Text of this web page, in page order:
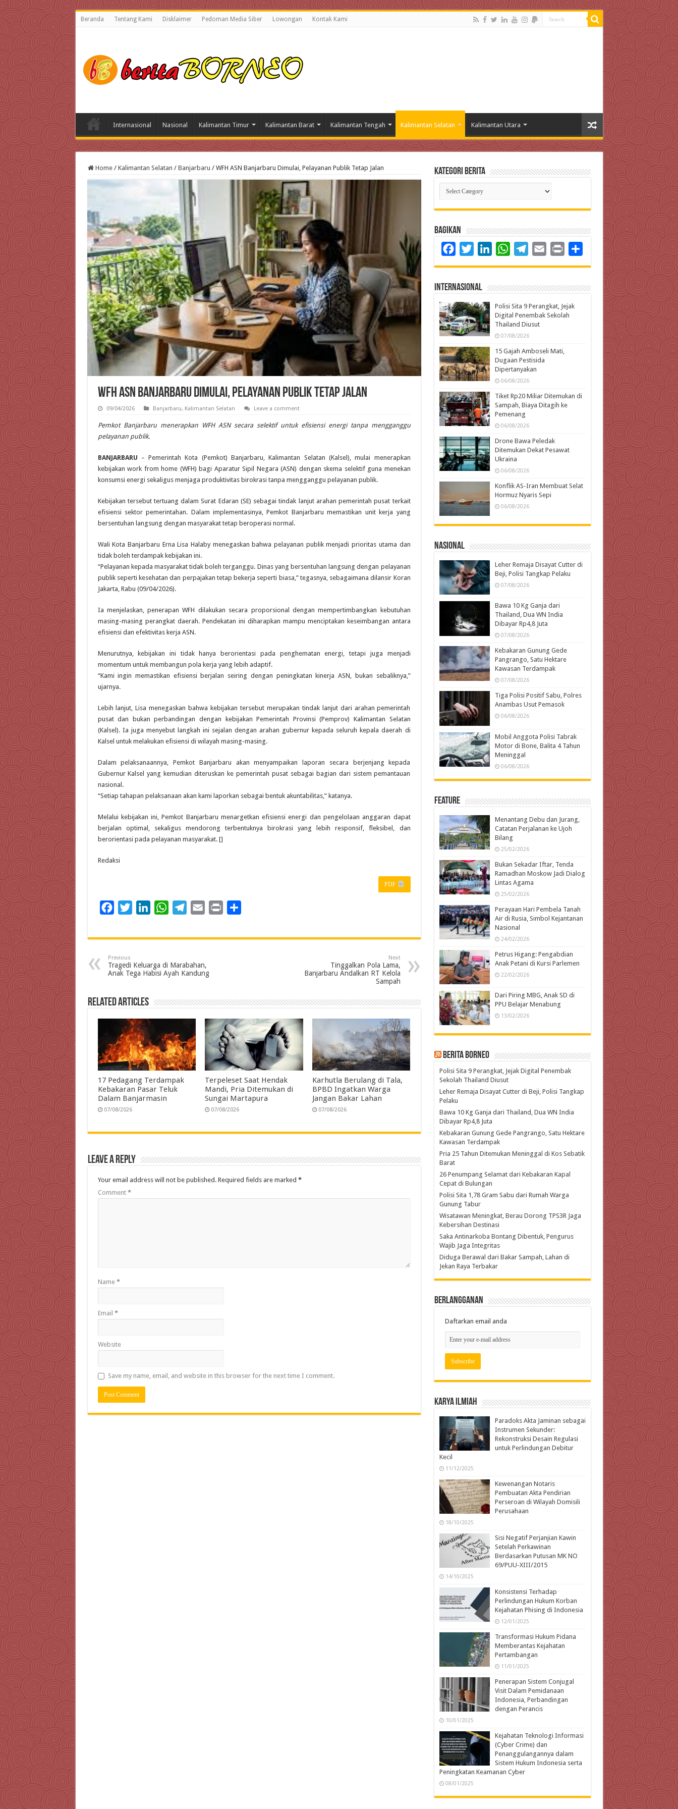
Beranda Tentang Kami Disklaimer Pedoman Media Siber Lowongan Kontak Kami
Internasional Nasional Kalimantan Timur Kalimantan Barat Kalimantan Tengah Kalimantan Selatan Kalimantan Utara
Home / Kalimantan Selatan / Banjarbaru / WFH ASN Banjarbaru Dimulai, Pelayanan Publik Tetap Jalan
WFH ASN Banjarbaru Dimulai, Pelayanan Publik Tetap Jalan
09/04/2026 Banjarbaru, Kalimantan Selatan Leave a comment
Pemkot Banjarbaru menerapkan WFH ASN secara selektif untuk efisiensi energi tanpa mengganggu
pelayanan publik.
BANJARBARU – Pemerintah Kota (Pemkot) Banjarbaru, Kalimantan Selatan (Kalsel), mulai menerapkan
kebijakan work from home (WFH) bagi Aparatur Sipil Negara (ASN) dengan skema selektif guna menekan
konsumsi energi sekaligus menjaga produktivitas birokrasi tanpa mengganggu pelayanan publik.
Kebijakan tersebut tertuang dalam Surat Edaran (SE) sebagai tindak lanjut arahan pemerintah pusat terkait
efisiensi sektor pemerintahan. Dalam implementasinya, Pemkot Banjarbaru memastikan unit kerja yang
bersentuhan langsung dengan masyarakat tetap beroperasi normal.
Wali Kota Banjarbaru Erna Lisa Halaby menegaskan bahwa pelayanan publik menjadi prioritas utama dan
tidak boleh terdampak kebijakan ini.
“Pelayanan kepada masyarakat tidak boleh terganggu. Dinas yang bersentuhan langsung dengan pelayanan
publik seperti kesehatan dan perpajakan tetap bekerja seperti biasa,” tegasnya, sebagaimana dilansir Koran
Jakarta, Rabu (09/04/2026).
Ia menjelaskan, penerapan WFH dilakukan secara proporsional dengan mempertimbangkan kebutuhan
masing-masing perangkat daerah. Pendekatan ini diharapkan mampu menciptakan keseimbangan antara
efisiensi dan efektivitas kerja ASN.
Menurutnya, kebijakan ini tidak hanya berorientasi pada penghematan energi, tetapi juga menjadi
momentum untuk membangun pola kerja yang lebih adaptif.
“Kami ingin memastikan efisiensi berjalan seiring dengan peningkatan kinerja ASN, bukan sebaliknya,”
ujarnya.
Lebih lanjut, Lisa menegaskan bahwa kebijakan tersebut merupakan tindak lanjut dari arahan pemerintah
pusat dan bukan perbandingan dengan kebijakan Pemerintah Provinsi (Pemprov) Kalimantan Selatan
(Kalsel). Ia juga menyebut langkah ini sejalan dengan arahan gubernur kepada seluruh kepala daerah di
Kalsel untuk melakukan efisiensi di wilayah masing-masing.
Dalam pelaksanaannya, Pemkot Banjarbaru akan menyampaikan laporan secara berjenjang kepada
Gubernur Kalsel yang kemudian diteruskan ke pemerintah pusat sebagai bagian dari sistem pemantauan
nasional.
“Setiap tahapan pelaksanaan akan kami laporkan sebagai bentuk akuntabilitas,” katanya.
Melalui kebijakan ini, Pemkot Banjarbaru menargetkan efisiensi energi dan pengelolaan anggaran dapat
berjalan optimal, sekaligus mendorong terbentuknya birokrasi yang lebih responsif, fleksibel, dan
berorientasi pada pelayanan masyarakat. []
Redaksi
PDF
c
b
o
k
i
t
e
n
e
d
n
W
a
s
A
p
l
g
r
m
a
i
a
Previous
Tragedi Keluarga di Marabahan,
Anak Tega Habisi Ayah Kandung
Next
Tinggalkan Pola Lama,
Banjarbaru Andalkan RT Kelola
Sampah
Related Articles
17 Pedagang Terdampak
Kebakaran Pasar Teluk
Dalam Banjarmasin
07/08/2026
Terpeleset Saat Hendak
Mandi, Pria Ditemukan di
Sungai Martapura
07/08/2026
Karhutla Berulang di Tala,
BPBD Ingatkan Warga
Jangan Bakar Lahan
07/08/2026
Leave a Reply
Your email address will not be published. Required fields are marked *
Comment *
Name *
Email *
Website
Save my name, email, and website in this browser for the next time I comment.
Kategori Berita
Kategori
Berita
Bagikan
FacebookTwitterLinkedInWhatsAppTelegram
Email Print
Internasional
Polisi Sita 9 Perangkat, Jejak
Digital Penembak Sekolah
Thailand Diusut
07/08/2026
15 Gajah Amboseli Mati,
Dugaan Pestisida
Dipertanyakan
06/08/2026
Tiket Rp20 Miliar Ditemukan di
Sampah, Biaya Ditagih ke
Pemenang
06/08/2026
Drone Bawa Peledak
Ditemukan Dekat Pesawat
Ukraina
06/08/2026
Konflik AS-Iran Membuat Selat
Hormuz Nyaris Sepi
06/08/2026
Nasional
Leher Remaja Disayat Cutter di
Beji, Polisi Tangkap Pelaku
07/08/2026
Bawa 10 Kg Ganja dari
Thailand, Dua WN India
Dibayar Rp4,8 Juta
07/08/2026
Kebakaran Gunung Gede
Pangrango, Satu Hektare
Kawasan Terdampak
07/08/2026
Tiga Polisi Positif Sabu, Polres
Anambas Usut Pemasok
06/08/2026
Mobil Anggota Polisi Tabrak
Motor di Bone, Balita 4 Tahun
Meninggal
06/08/2026
Feature
Menantang Debu dan Jurang,
Catatan Perjalanan ke Ujoh
Bilang
25/02/2026
Bukan Sekadar Iftar, Tenda
Ramadhan Moskow Jadi Dialog
Lintas Agama
25/02/2026
Perayaan Hari Pembela Tanah
Air di Rusia, Simbol Kejantanan
Nasional
24/02/2026
Petrus Higang: Pengabdian
Anak Petani di Kursi Parlemen
22/02/2026
Dari Piring MBG, Anak SD di
PPU Belajar Menabung
13/02/2026
Berita Borneo
Polisi Sita 9 Perangkat, Jejak Digital Penembak
Sekolah Thailand Diusut
Leher Remaja Disayat Cutter di Beji, Polisi Tangkap
Pelaku
Bawa 10 Kg Ganja dari Thailand, Dua WN India
Dibayar Rp4,8 Juta
Kebakaran Gunung Gede Pangrango, Satu Hektare
Kawasan Terdampak
Pria 25 Tahun Ditemukan Meninggal di Kos Sebatik
Barat
26 Penumpang Selamat dari Kebakaran Kapal
Cepat di Bulungan
Polisi Sita 1,78 Gram Sabu dari Rumah Warga
Gunung Tabur
Wisatawan Meningkat, Berau Dorong TPS3R Jaga
Kebersihan Destinasi
Saka Antinarkoba Bontang Dibentuk, Pengurus
Wajib Jaga Integritas
Diduga Berawal dari Bakar Sampah, Lahan di
Jekan Raya Terbakar
Berlangganan
Daftarkan email anda
Karya Ilmiah
Paradoks Akta Jaminan sebagai
Instrumen Sekunder:
Rekonstruksi Desain Regulasi
untuk Perlindungan Debitur
Kecil
11/12/2025
Kewenangan Notaris
Pembuatan Akta Pendirian
Perseroan di Wilayah Domisili
Perusahaan
18/10/2025
Sisi Negatif Perjanjian Kawin
Setelah Perkawinan
Berdasarkan Putusan MK NO
69/PUU-XIII/2015
14/10/2025
Konsistensi Terhadap
Perlindungan Hukum Korban
Kejahatan Phising di Indonesia
12/01/2025
Transformasi Hukum Pidana
Memberantas Kejahatan
Pertambangan
11/01/2025
Penerapan Sistem Conjugal
Visit Dalam Pemidanaan
Indonesia, Perbandingan
dengan Perancis
10/01/2025
Kejahatan Teknologi Informasi
(Cyber Crime) dan
Penanggulangannya dalam
Sistem Hukum Indonesia serta
Peningkatan Keamanan Cyber
08/01/2025